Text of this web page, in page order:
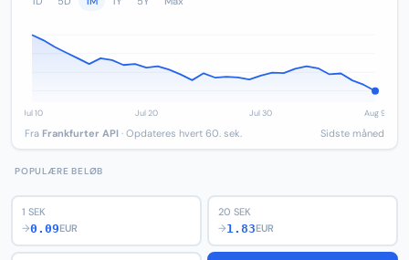
Fra Frankfurter API · Opdateres hvert 60. sek. Sidste måned
POPULÆRE BELØB
1 SEK
→0.09EUR
20 SEK
→1.83EUR